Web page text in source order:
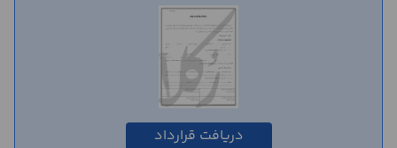
دریافت قرارداد